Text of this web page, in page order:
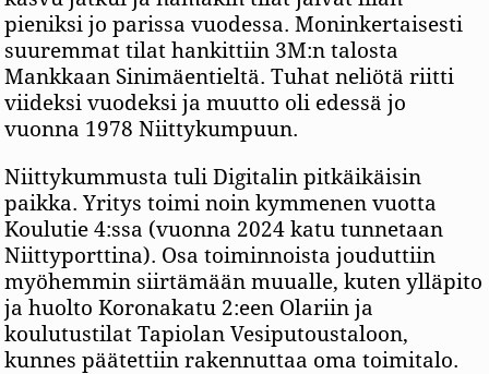
pieniksi jo parissa vuodessa. Moninkertaisesti
suuremmat tilat hankittiin 3M:n talosta
Mankkaan Sinimäentieltä. Tuhat neliötä riitti
viideksi vuodeksi ja muutto oli edessä jo
vuonna 1978 Niittykumpuun.
Niittykummusta tuli Digitalin pitkäikäisin
paikka. Yritys toimi noin kymmenen vuotta
Koulutie 4:ssa (vuonna 2024 katu tunnetaan
Niittyporttina). Osa toiminnoista jouduttiin
myöhemmin siirtämään muualle, kuten ylläpito
ja huolto Koronakatu 2:een Olariin ja
koulutustilat Tapiolan Vesiputoustaloon,
kunnes päätettiin rakennuttaa oma toimitalo.